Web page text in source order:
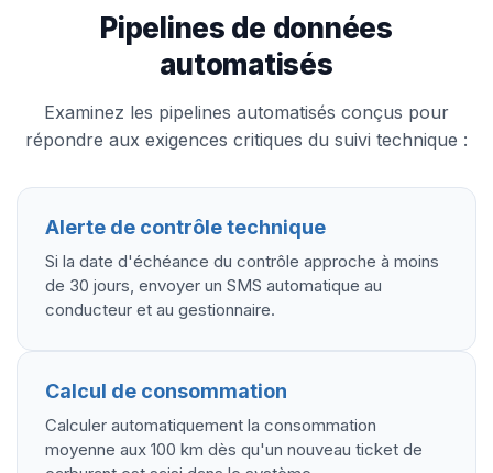
Pipelines de données
automatisés
Examinez les pipelines automatisés conçus pour
répondre aux exigences critiques du suivi technique :
Alerte de contrôle technique
Si la date d'échéance du contrôle approche à moins
de 30 jours, envoyer un SMS automatique au
conducteur et au gestionnaire.
Calcul de consommation
Calculer automatiquement la consommation
moyenne aux 100 km dès qu'un nouveau ticket de